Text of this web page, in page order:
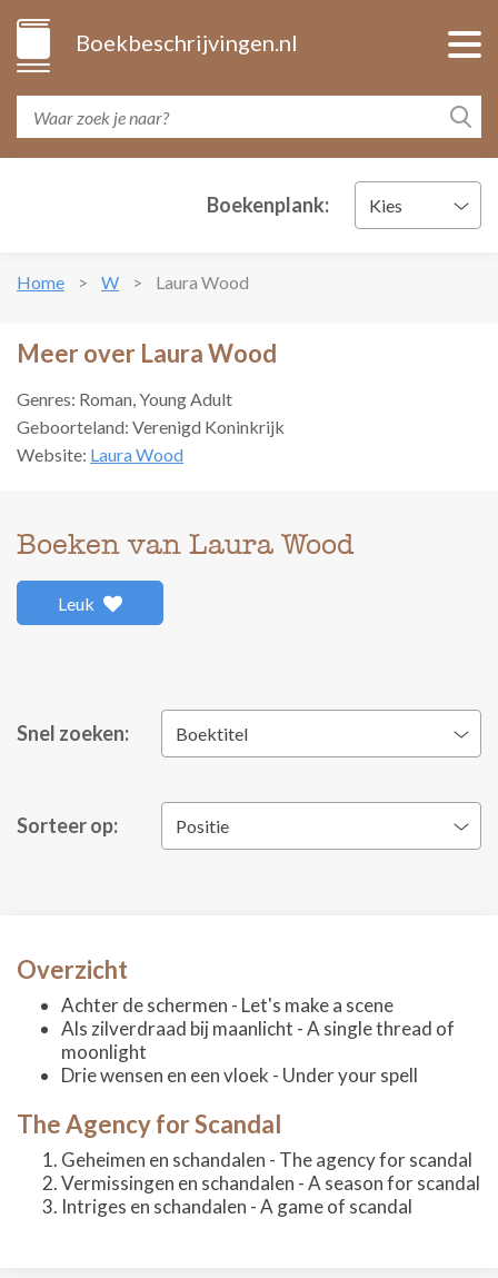
Boekbeschrijvingen.nl
Boekenplank: Kies
Home W Laura Wood
Meer over Laura Wood
Genres: Roman, Young Adult
Geboorteland: Verenigd Koninkrijk
Website: Laura Wood
Boeken van Laura Wood
Leuk
Snel zoeken: Boektitel
Sorteer op: Positie
Overzicht
Achter de schermen - Let's make a scene
Als zilverdraad bij maanlicht - A single thread of
moonlight
Drie wensen en een vloek - Under your spell
The Agency for Scandal
Geheimen en schandalen - The agency for scandal
Vermissingen en schandalen - A season for scandal
Intriges en schandalen - A game of scandal